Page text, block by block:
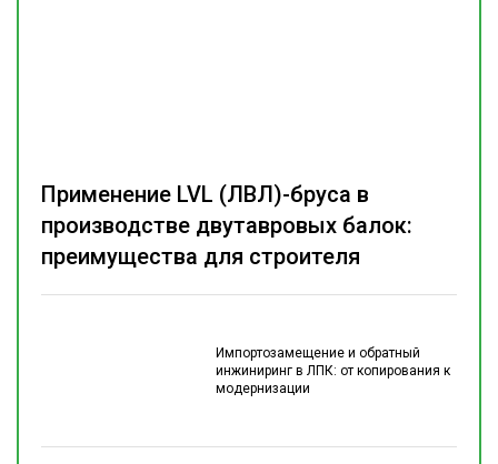
Импортозамещение и обратный
инжиниринг в ЛПК: от копирования к
модернизации
Применение LVL (ЛВЛ)-бруса в
производстве двутавровых балок:
преимущества для строителя